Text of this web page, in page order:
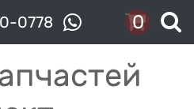
0778 0